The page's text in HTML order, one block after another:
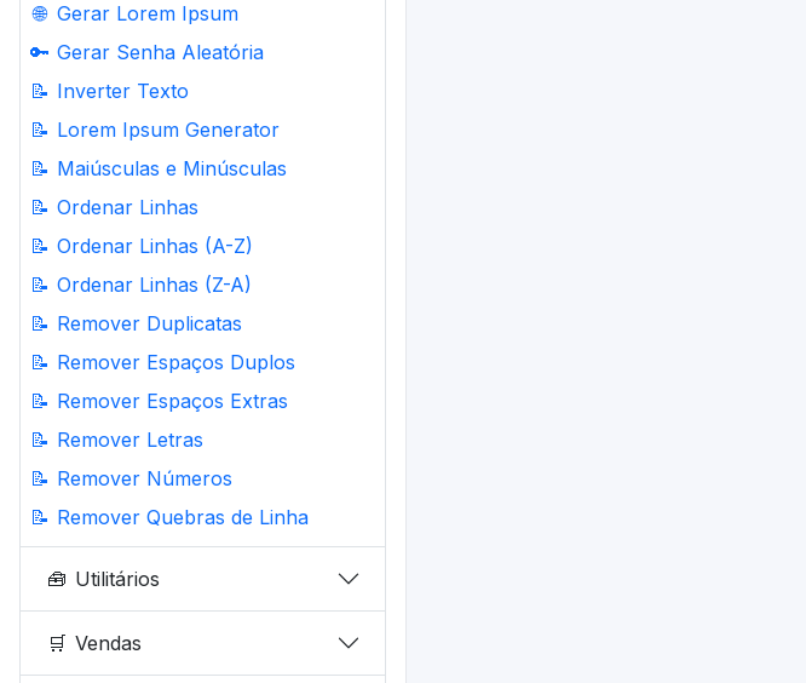
🌐 Gerar Lorem Ipsum
🔑 Gerar Senha Aleatória
📝 Inverter Texto
📝 Lorem Ipsum Generator
📝 Maiúsculas e Minúsculas
📝 Ordenar Linhas
📝 Ordenar Linhas (A-Z)
📝 Ordenar Linhas (Z-A)
📝 Remover Duplicatas
📝 Remover Espaços Duplos
📝 Remover Espaços Extras
📝 Remover Letras
📝 Remover Números
📝 Remover Quebras de Linha
🧰 Utilitários
🛒 Vendas